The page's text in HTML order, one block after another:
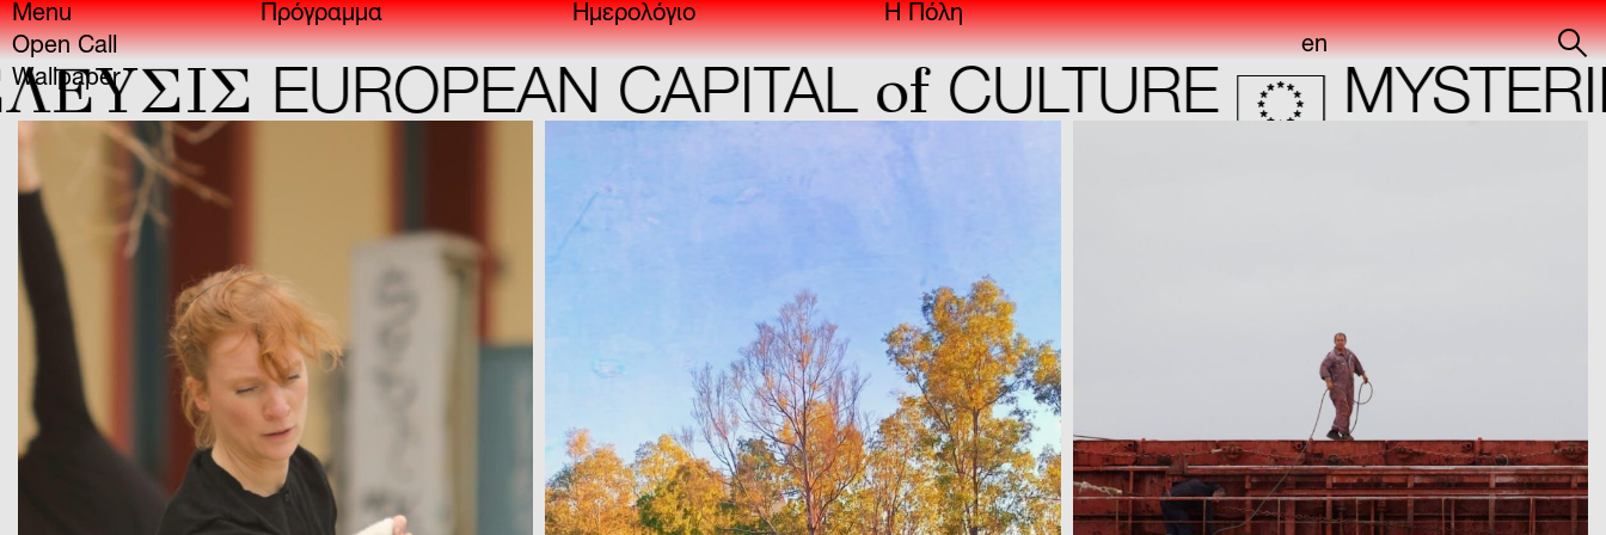
Menu Πρόγραμμα Ημερολόγιο
Η Πόλη
Open Call
Wallpaper
en
EUROPEAN CAPITALofCULTURE MYSTERIES